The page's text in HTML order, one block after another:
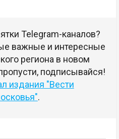
Telegram-каналов?
важные и интересные
региона в новом
подписывайся!
издания "Вести
.